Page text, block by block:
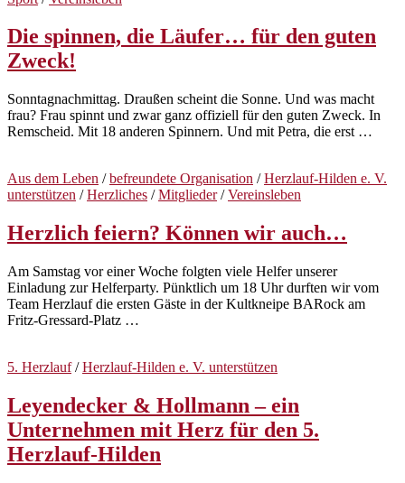
Die spinnen, die Läufer… für den guten
Zweck!
Sonntagnachmittag. Draußen scheint die Sonne. Und was macht
frau? Frau spinnt und zwar ganz offiziell für den guten Zweck. In
Remscheid. Mit 18 anderen Spinnern. Und mit Petra, die erst …
Aus dem Leben /befreundete Organisation /Herzlauf-Hilden e. V.
unterstützen /Herzliches /Mitglieder/Vereinsleben
Herzlich feiern? Können wir auch…
Am Samstag vor einer Woche folgten viele Helfer unserer
Einladung zur Helferparty. Pünktlich um 18 Uhr durften wir vom
Team Herzlauf die ersten Gäste in der Kultkneipe BARock am
Fritz-Gressard-Platz …
5. Herzlauf/Herzlauf-Hilden e. V. unterstützen
Leyendecker & Hollmann – ein
Unternehmen mit Herz für den 5.
Herzlauf-Hilden